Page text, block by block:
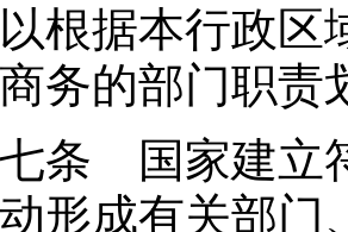
根据本行政区
务的部门职责
国家建立符
形成有关部门